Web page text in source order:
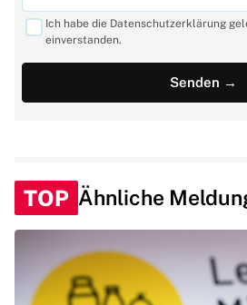
Ich habe die Datenschutzerklärung
einverstanden.
TOP Ähnliche